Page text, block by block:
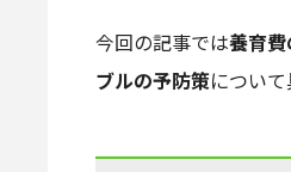
今回の記事では養育
ブルの予防策について